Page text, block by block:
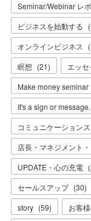
Seminar/Webinar レ
ビジネスを始動する (
オンラインビジネス
(
瞑想 (21) エッ
Make money seminar
It's a sign or
コミュニケーション
店長・マネジメント
UPDATE・心の充電 (
セールスアップ (30)
story (59) お客